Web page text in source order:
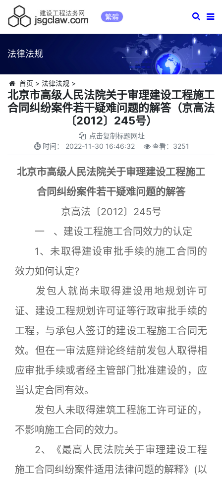
繁體
法律法规
首页 > 法律法规 >
北京市高级人民法院关于审理建设工程施工
合同纠纷案件若干疑难问题的解答（京高法
〔2012〕245号）
点击复制标题网址
时间： 2022-11-30 16:46:32 查看： 3251
北京市高级人民法院关于审理建设工程施工
合同纠纷案件若干疑难问题的解答
京高法〔2012〕245号
一 、建设工程施工合同效力的认定
1、未取得建设审批手续的施工合同的
效力如何认定?
发包人就尚未取得建设用地规划许可
证、建设工程规划许可证等行政审批手续的
工程，与承包人签订的建设工程施工合同无
效。但在一审法庭辩论终结前发包人取得相
应审批手续或者经主管部门批准建设的，应
当认定合同有效。
发包人未取得建筑工程施工许可证的，
不影响施工合同的效力。
2、《最高人民法院关于审理建设工程
施工合同纠纷案件适用法律问题的解释》(以